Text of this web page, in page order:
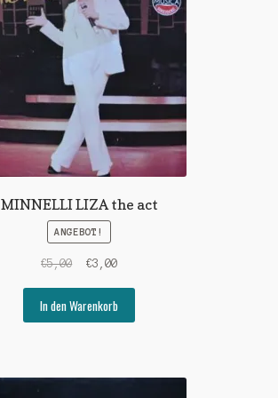
MINNELLI LIZA the act
ANGEBOT!
€5,00
Ursprünglicher
war:
€5,00
€3,00Aktueller
ist:
€3,00.
In den Warenkorb